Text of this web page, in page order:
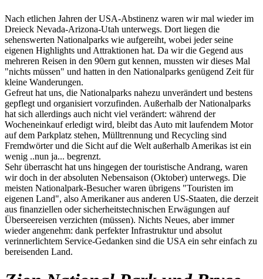
Nach etlichen Jahren der USA-Abstinenz waren wir mal wieder im
Dreieck Nevada-Arizona-Utah unterwegs. Dort liegen die
sehenswerten Nationalparks wie aufgereiht, wobei jeder seine
eigenen Highlights und Attraktionen hat. Da wir die Gegend aus
mehreren Reisen in den 90ern gut kennen, mussten wir dieses Mal
"nichts müssen" und hatten in den Nationalparks genügend Zeit für
kleine Wanderungen.
Gefreut hat uns, die Nationalparks nahezu unverändert und bestens
gepflegt und organisiert vorzufinden. Außerhalb der Nationalparks
hat sich allerdings auch nicht viel verändert: während der
Wocheneinkauf erledigt wird, bleibt das Auto mit laufendem Motor
auf dem Parkplatz stehen, Mülltrennung und Recycling sind
Fremdwörter und die Sicht auf die Welt außerhalb Amerikas ist ein
wenig ..nun ja... begrenzt.
Sehr überrascht hat uns hingegen der touristische Andrang, waren
wir doch in der absoluten Nebensaison (Oktober) unterwegs. Die
meisten Nationalpark-Besucher waren übrigens "Touristen im
eigenen Land", also Amerikaner aus anderen US-Staaten, die derzeit
aus finanziellen oder sicherheitstechnischen Erwägungen auf
Überseereisen verzichten (müssen). Nichts Neues, aber immer
wieder angenehm: dank perfekter Infrastruktur und absolut
verinnerlichtem Service-Gedanken sind die USA ein sehr einfach zu
bereisenden Land.